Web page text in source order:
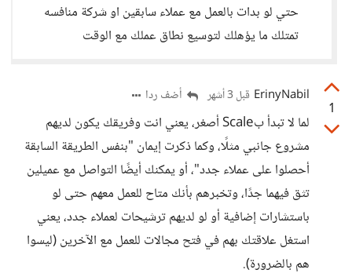
حتي لو بدات بالعمل مع عملاء سابقين او شركة منافسه
تمتلك ما يؤهلك لتوسيع نطاق عملك مع الوقت
1
ErinyNabil قبل 3 أشهر أضف ردا
لما لا تبدأ بScale أصغر، يعني انت وفريقك يكون لديهم
مشروع جانبي مثلًا، وكما ذكرت إيمان "بنفس الطريقة السابقة
أحصلوا على عملاء جدد"، أو يمكنك أيضًا التواصل مع عميلين
تثق فيهما جدًا، وتخبرهم بأنك متاح للعمل معهم حتى لو
باستشارات إضافية أو لو لديهم ترشيحات لعملاء جدد، يعني
استغل علاقتك بهم في فتح مجالات للعمل مع الآخرين (ليسوا
هم بالضرورة).